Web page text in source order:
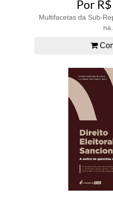
Por
Multifacetas da Sub-